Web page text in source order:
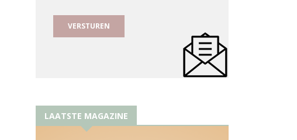
LAATSTE MAGAZINE